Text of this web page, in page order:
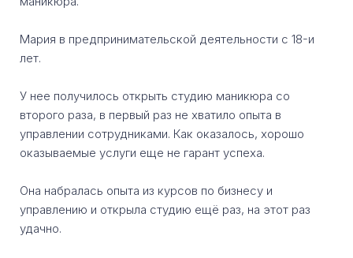
Мария в предпринимательской деятельности с 18-и
лет.
У нее получилось открыть студию маникюра со
второго раза, в первый раз не хватило опыта в
управлении сотрудниками. Как оказалось, хорошо
оказываемые услуги еще не гарант успеха.
Она набралась опыта из курсов по бизнесу и
управлению и открыла студию ещё раз, на этот раз
удачно.